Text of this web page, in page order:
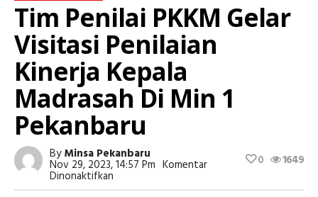
Tim Penilai PKKM Gelar
Visitasi Penilaian
Kinerja Kepala
Madrasah Di Min 1
Pekanbaru
ByMinsa Pekanbaru
Nov 29, 2023, 14:57 Pm Komentar
Dinonaktifkan
Tim
1649
0